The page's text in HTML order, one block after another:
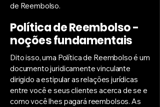
de Reembolso.
Política de Reembolso -
noções fundamentais
Dito isso, uma Política de Reembolso é um
documento juridicamente vinculante
dirigido a estipular as relações jurídicas
entre você e seus clientes acerca de se e
como você lhes pagará reembolsos. As